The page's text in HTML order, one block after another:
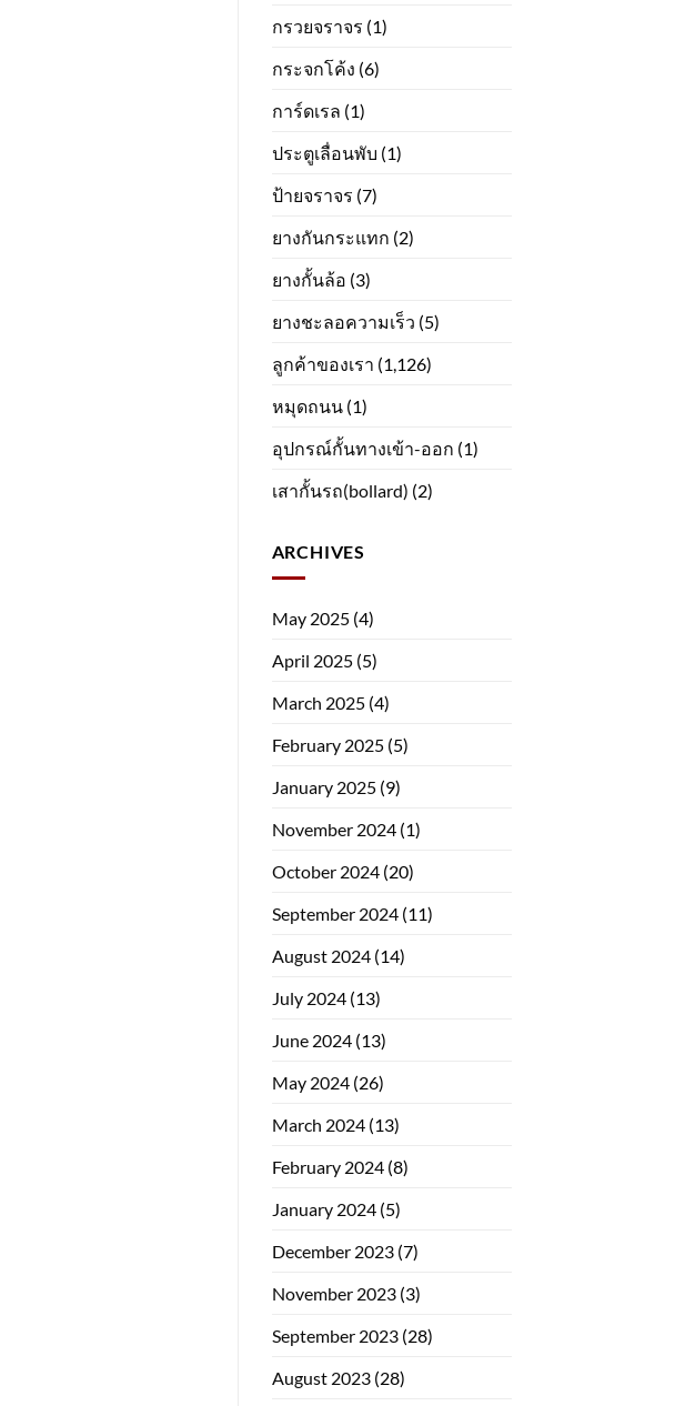
กรวยจราจร (1)
กระจกโค้ง (6)
การ์ดเรล (1)
ประตูเลื่อนพับ (1)
ป้ายจราจร (7)
ยางกันกระแทก (2)
ยางกั้นล้อ (3)
ยางชะลอความเร็ว (5)
ลูกค้าของเรา (1,126)
หมุดถนน(1)
อุปกรณ์กั้นทางเข้า-ออก (1)
เสากั้นรถ(bollard) (2)
ARCHIVES
May 2025(4)
April 2025(5)
March 2025(4)
February 2025(5)
January 2025(9)
November 2024(1)
October 2024(20)
September 2024(11)
August 2024(14)
July 2024(13)
June 2024(13)
May 2024(26)
March 2024(13)
February 2024(8)
January 2024(5)
December 2023(7)
November 2023(3)
September 2023(28)
August 2023(28)